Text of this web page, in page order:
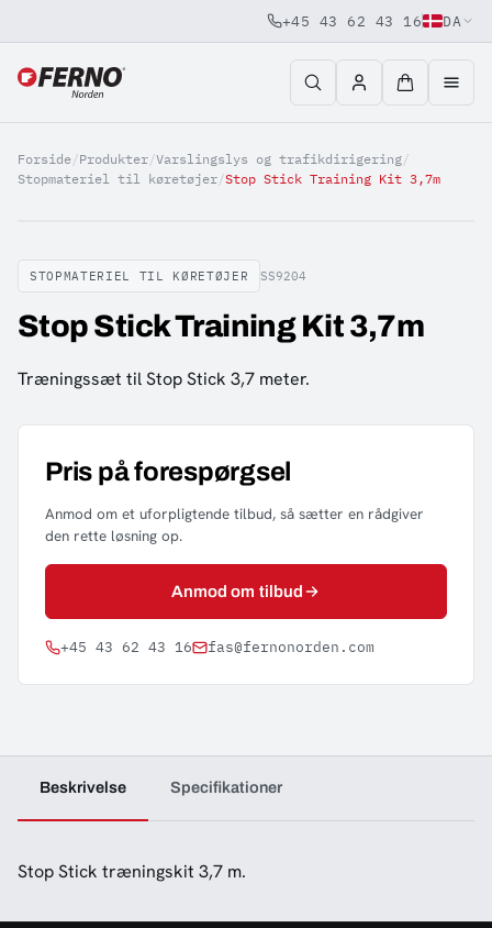
Jump to content
+45 43 62 43 16 DA
Forside/Produkter/Varslingslys og trafikdirigering/
Stopmateriel til køretøjer/Stop Stick Training Kit 3,7m
STOPMATERIEL TIL KØRETØJER SS9204
Stop Stick Training Kit 3,7m
Træningssæt til Stop Stick 3,7 meter.
Pris på forespørgsel
Anmod om et uforpligtende tilbud, så sætter en rådgiver
den rette løsning op.
Anmod om tilbud
+45 43 62 43 16 fas@fernonorden.com
Beskrivelse Specifikationer
Stop Stick træningskit 3,7 m.